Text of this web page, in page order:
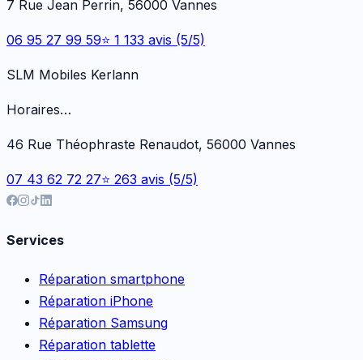
7 Rue Jean Perrin, 56000 Vannes
06 95 27 99 59⭐ 1 133 avis (5/5)
SLM Mobiles Kerlann
Horaires…
46 Rue Théophraste Renaudot, 56000 Vannes
07 43 62 72 27⭐ 263 avis (5/5)
Services
Réparation smartphone
Réparation iPhone
Réparation Samsung
Réparation tablette